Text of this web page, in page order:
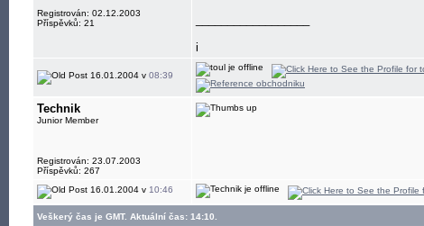
Registrován: 02.12.2003
Příspěvků: 21
i
16.01.2004 v 08:39
Technik
Junior Member
Registrován: 23.07.2003
Příspěvků: 267
16.01.2004 v 10:46
Veškerý čas je GMT. Aktuální čas: 14:10.